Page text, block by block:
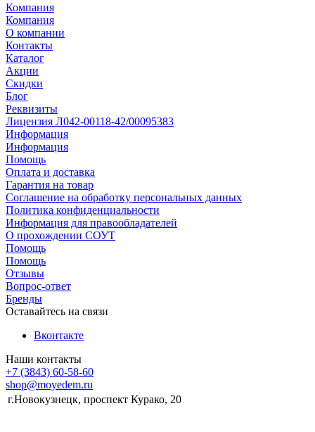
Компания
Компания
О компании
Контакты
Каталог
Акции
Скидки
Блог
Реквизиты
Лицензия Л042-00118-42/00095383
Информация
Информация
Помощь
Оплата и доставка
Гарантия на товар
Соглашение на обработку персональных данных
Политика конфиденциальности
Информация для правообладателей
О прохождении СОУТ
Помощь
Помощь
Отзывы
Вопрос-ответ
Бренды
Оставайтесь на связи
Вконтакте
Наши контакты
+7 (3843) 60-58-60
shop@moyedem.ru
г.Новокузнецк, проспект Курако, 20